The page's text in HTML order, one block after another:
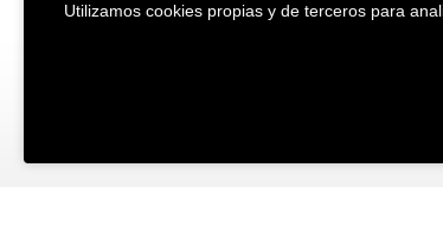
Tolosa etorbidea 107.
Utilizamos cookies propias y de terceros para